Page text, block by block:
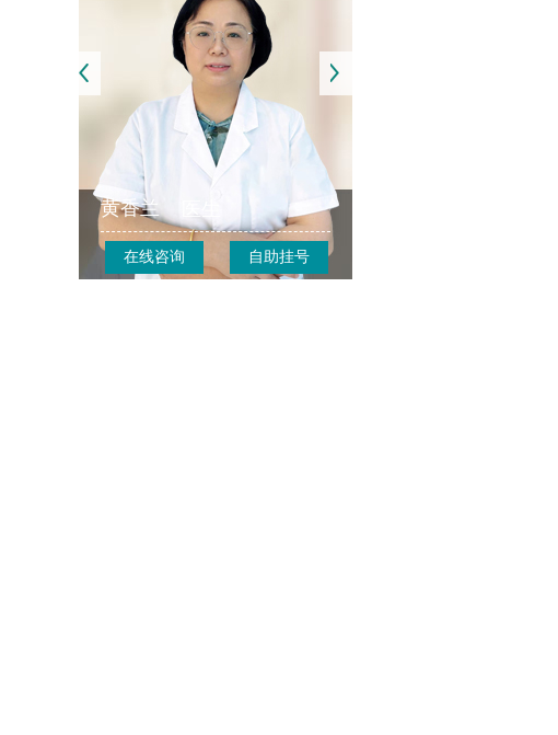
黄香兰
在线咨询 自助挂号